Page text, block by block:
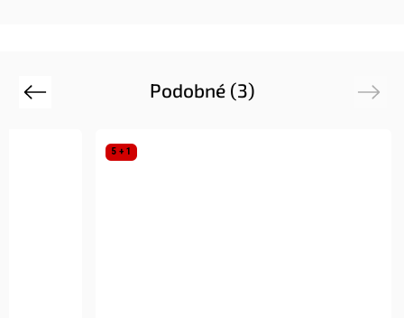
Podobné (3)
Previous
5 + 1
Next